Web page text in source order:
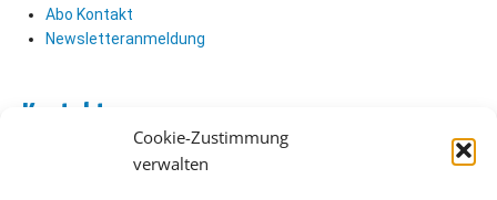
Cookie-Zustimmung
verwalten
Abo Kontakt
Newsletteranmeldung
Kontakt
Verlag Kontakt